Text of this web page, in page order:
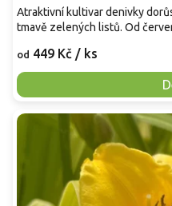
od 449 Kč / ks
Atraktivní kultivar denivky
tmavě zelených listů. Od